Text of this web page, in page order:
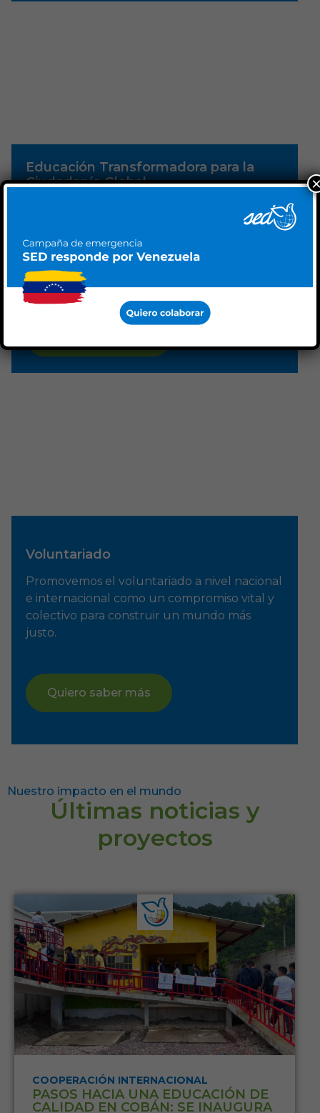
Educación Transformadora para la
Ciudadanía Global
crítica y solidaria en el norte: acercamos
realidades, motivamos la reflexión ciudadana
e impulsamos la implicación social por la
transformación del mundo.
Voluntariado
Promovemos el voluntariado a nivel nacional
e internacional como un compromiso vital y
colectivo para construir un mundo más
justo.
Quiero saber más
Nuestro impacto en el mundo
Últimas noticias y
proyectos
COOPERACIÓN INTERNACIONAL
PASOS HACIA UNA EDUCACIÓN DE
CALIDAD EN COBÁN: SE INAUGURA